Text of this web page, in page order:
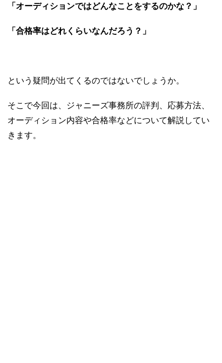
「オーディションではどんなことをするのかな？」
「合格率はどれくらいなんだろう？」
という疑問が出てくるのではないでしょうか。
そこで今回は、ジャニーズ事務所の評判、応募方法、
オーディション内容や合格率などについて解説してい
きます。